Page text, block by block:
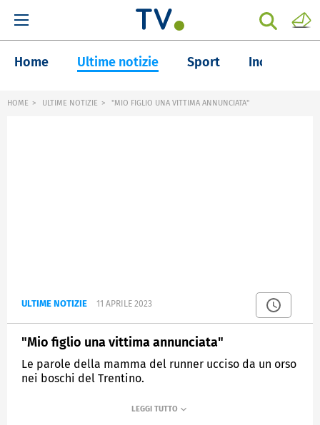
Home Ultime notizie Sport Inchieste
HOME ULTIME NOTIZIE "MIO FIGLIO UNA VITTIMA ANNUNCIATA"
ULTIME NOTIZIE 11 APRILE 2023
"Mio figlio una vittima annunciata"
Le parole della mamma del runner ucciso da un orso
nei boschi del Trentino.
STUDIOAPERTO